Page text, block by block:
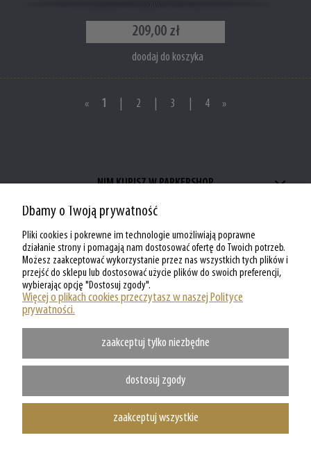
209,00 zł
doodaj do koszyka
« 1 2 3 4 »
NIM KUPISZ W PARKERSHOP
ZAKUPY W PARKERSHOP
MOJE KONTO W PARKERSHOP
O PARKERSHOP
Dbamy o Twoją prywatność
Pliki cookies i pokrewne im technologie umożliwiają poprawne
działanie strony i pomagają nam dostosować ofertę do Twoich potrzeb.
Możesz zaakceptować wykorzystanie przez nas wszystkich tych plików i
przejść do sklepu lub dostosować użycie plików do swoich preferencji,
wybierając opcję "Dostosuj zgody".
Więcej o plikach cookies przeczytasz w naszej Polityce
prywatności.
zaakceptuj tylko niezbędne
dostosuj zgody
zaakceptuj wszystkie